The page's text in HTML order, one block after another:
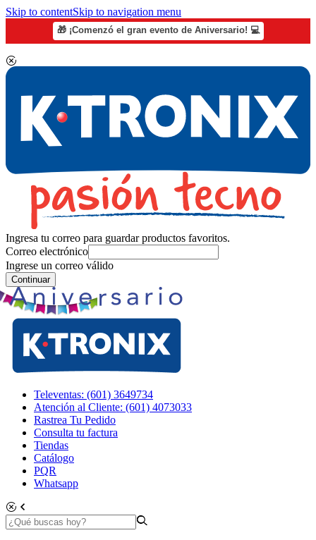
Skip to contentSkip to navigation menu
🎁 ¡Comenzó el gran evento de Aniversario! 💻
Ingresa tu correo para guardar productos favoritos.
Correo electrónico
Ingrese un correo válido
Continuar
Televentas: (601) 3649734
Atención al Cliente: (601) 4073033
Rastrea Tu Pedido
Consulta tu factura
Tiendas
Catálogo
PQR
Whatsapp